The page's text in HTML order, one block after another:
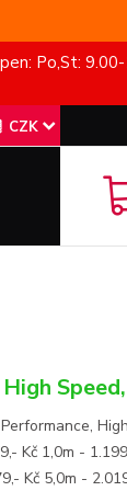
Po,St:
CZK
Kč 1,0m -
Kč 5,0m -